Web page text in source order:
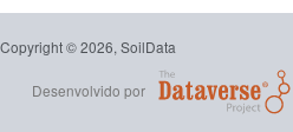
Copyright © 2026, SoilData
Desenvolvido por